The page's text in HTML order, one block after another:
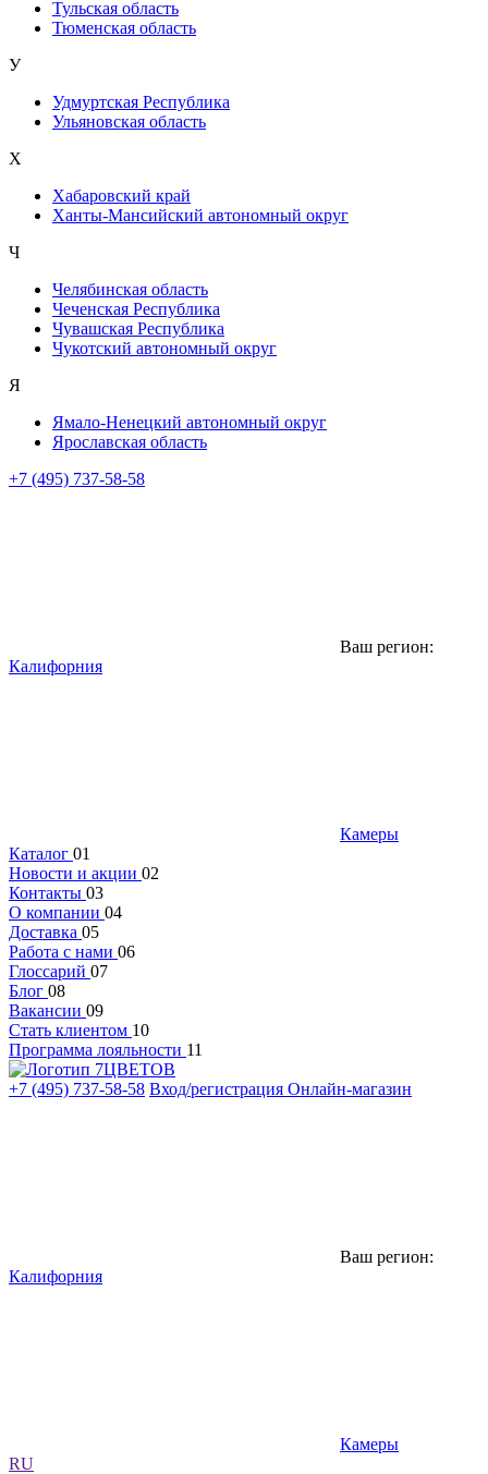
Тульская область
Тюменская область
У
Удмуртская Республика
Ульяновская область
Х
Хабаровский край
Ханты-Мансийский автономный округ
Ч
Челябинская область
Чеченская Республика
Чувашская Республика
Чукотский автономный округ
Я
Ямало-Ненецкий автономный округ
Ярославская область
+7 (495) 737-58-58
Ваш регион:
Калифорния
Камеры
Каталог 01
Новости и акции 02
Контакты 03
О компании 04
Доставка 05
Работа с нами 06
Глоссарий 07
Блог 08
Вакансии 09
Стать клиентом 10
Программа лояльности 11
+7 (495) 737-58-58 Вход/регистрация Онлайн-магазин
Ваш регион:
Калифорния
Камеры
RU